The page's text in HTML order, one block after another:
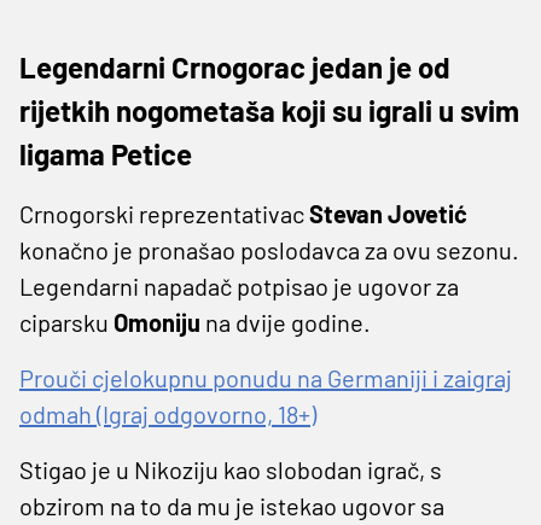
Legendarni Crnogorac jedan je od
rijetkih nogometaša koji su igrali u svim
ligama Petice
Crnogorski reprezentativacStevan Jovetić
konačno je pronašao poslodavca za ovu sezonu.
Legendarni napadač potpisao je ugovor za
ciparsku Omoniju na dvije godine.
Prouči cjelokupnu ponudu na Germaniji i zaigraj
odmah (Igraj odgovorno, 18+)
Stigao je u Nikoziju kao slobodan igrač, s
obzirom na to da mu je istekao ugovor sa